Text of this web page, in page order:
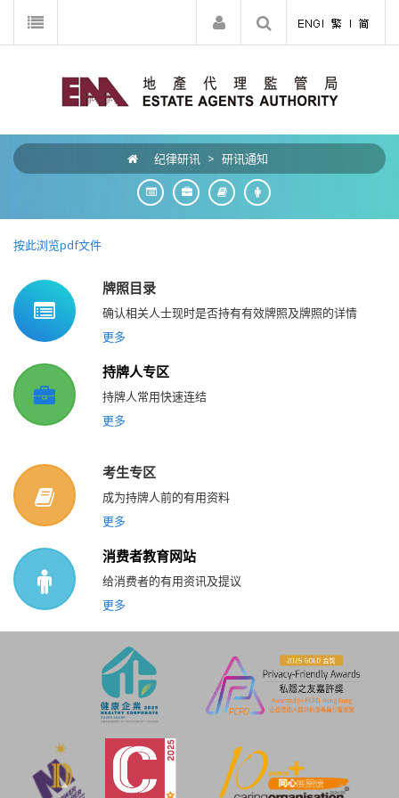
纪律研讯 > 研讯通知
按此浏览pdf文件
牌照目录
确认相关人士现时是否持有有效牌照及牌照的详情
更多
持牌人专区
持牌人常用快速连结
更多
考生专区
成为持牌人前的有用资料
更多
消费者教育网站
给消费者的有用资讯及提议
更多